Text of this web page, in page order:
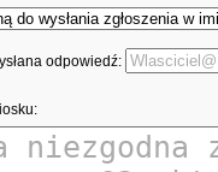
odpowiedź: